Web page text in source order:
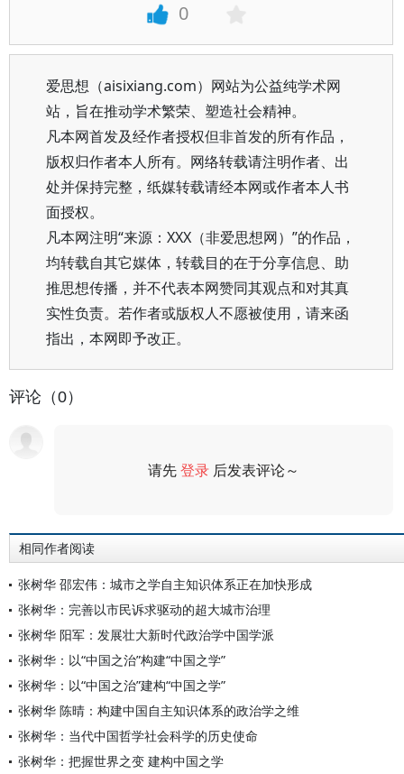
0
爱思想（aisixiang.com）网站为公益纯学术网
站，旨在推动学术繁荣、塑造社会精神。
凡本网首发及经作者授权但非首发的所有作品，
版权归作者本人所有。网络转载请注明作者、出
处并保持完整，纸媒转载请经本网或作者本人书
面授权。
凡本网注明“来源：XXX（非爱思想网）”的作品，
均转载自其它媒体，转载目的在于分享信息、助
推思想传播，并不代表本网赞同其观点和对其真
实性负责。若作者或版权人不愿被使用，请来函
指出，本网即予改正。
评论（0）
请先登录 后发表评论～
相同作者阅读
张树华 邵宏伟：城市之学自主知识体系正在加快形成
张树华：完善以市民诉求驱动的超大城市治理
张树华 阳军：发展壮大新时代政治学中国学派
张树华：以“中国之治”构建“中国之学”
张树华：以“中国之治”建构“中国之学”
张树华 陈晴：构建中国自主知识体系的政治学之维
张树华：当代中国哲学社会科学的历史使命
张树华：把握世界之变 建构中国之学